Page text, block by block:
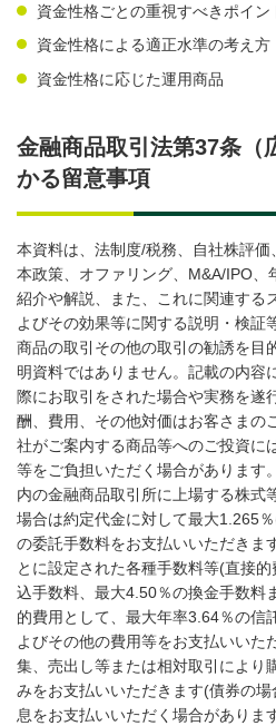
資金性格ごとの重視すべきポイン
資金性格による適正水準の考え方
資金性格に応じた運用商品
金融商品取引法第37条（
かる留意事項
本資料は、法制度/税務、自社株評
本政策、オファリング、M&A/IPO、
紹介や解説、また、これに関連する
よびその効果等に関する説明・検証
商品の取引その他の取引の勧誘を目
明資料ではありません。記載の内容
際にお取引をされた場合や実務を遂
酬、費用、その他対価はお客さまの
社がご案内する商品等へのご投資に
等をご負担いただく場合があります
内の金融商品取引所に上場する株式
場合は約定代金に対して最大1.265
の委託手数料をお支払いいただきま
とに設定された各種手数料等(直接
込手数料、最大4.50％の換金手数料
的費用として、最大年率3.64％の信
よびその他の費用等をお支払いいた
集、売出し等または相対取引により
みをお支払いいただきます(債券の
息をお支払いいただく場合がありま